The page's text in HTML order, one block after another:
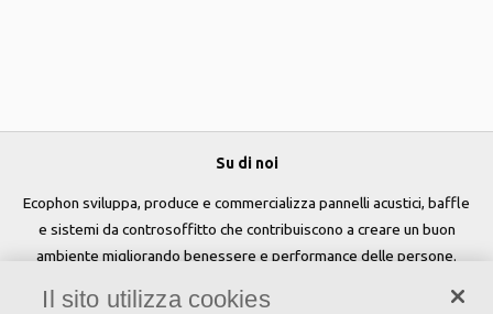
Su di noi
Ecophon sviluppa, produce e commercializza pannelli acustici, baffle
e sistemi da controsoffitto che contribuiscono a creare un buon
ambiente migliorando benessere e performance delle persone.
Seguici
Il sito utilizza cookies